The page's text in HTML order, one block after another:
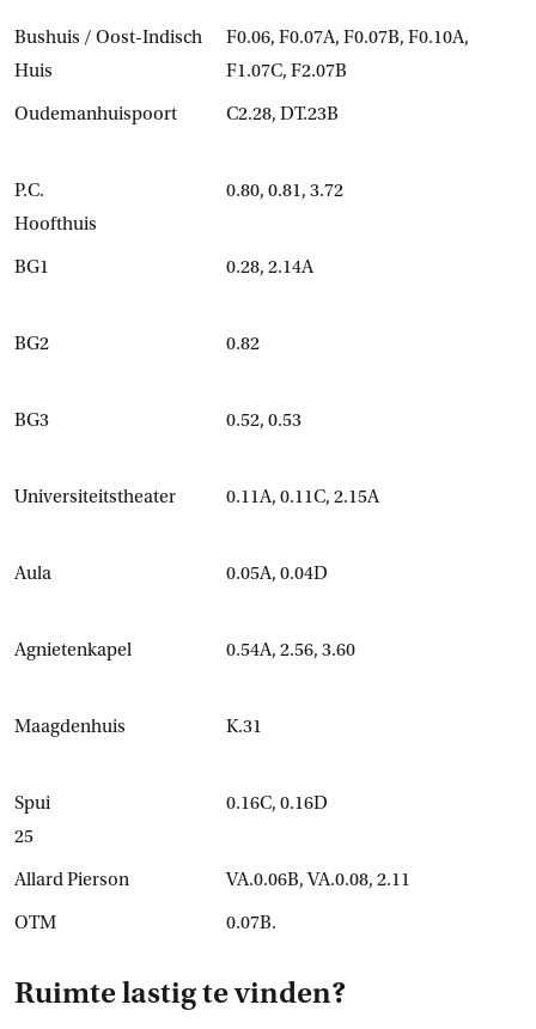
Bushuis / Oost-Indisch
Huis
F0.06, F0.07A, F0.07B, F0.10A,
F1.07C, F2.07B
Oudemanhuispoort
C2.28, DT.23B
P.C.
Hoofthuis
0.80, 0.81, 3.72
BG1 0.28, 2.14A
BG2 0.82
BG3 0.52, 0.53
Universiteitstheater 0.11A, 0.11C, 2.15A
Aula 0.05A, 0.04D
Agnietenkapel 0.54A, 2.56, 3.60
Maagdenhuis K.31
Spui
25
0.16C, 0.16D
Allard Pierson
VA.0.06B, VA.0.08, 2.11
OTM
0.07B.
Ruimte lastig te vinden?